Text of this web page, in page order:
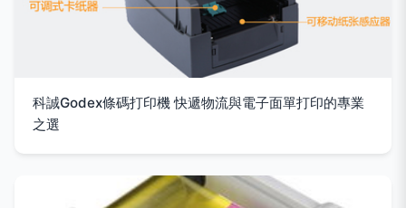
科誠Godex條碼打印機 快遞物流與電子面單打印的專業
之選